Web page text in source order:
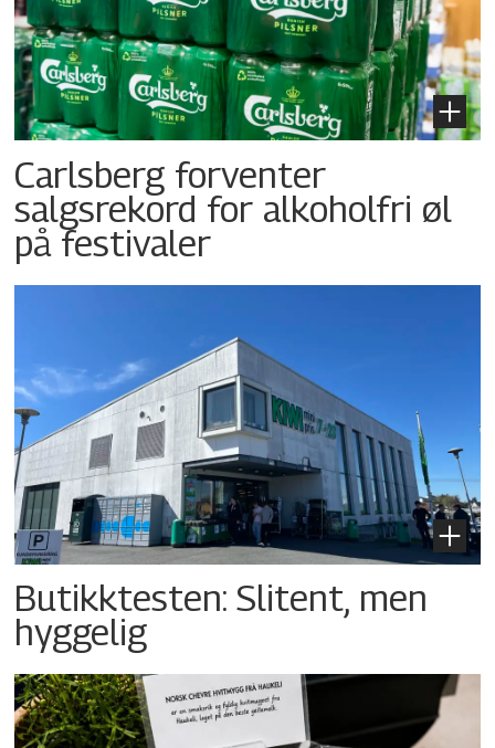
Carlsberg forventer
salgsrekord for alkoholfri øl
på festivaler
Butikktesten: Slitent, men
hyggelig